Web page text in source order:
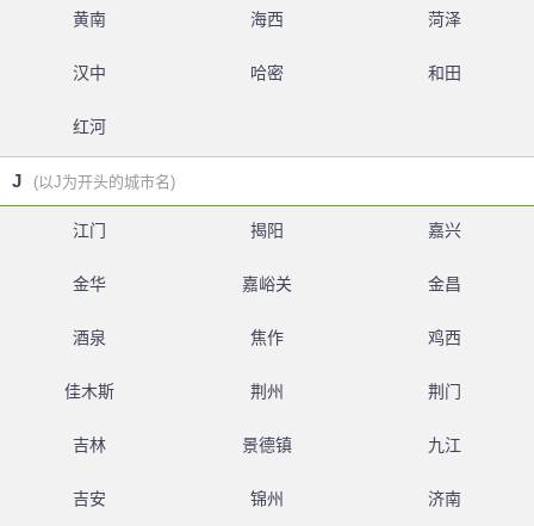
黄南 海西 菏泽
汉中 哈密 和田
红河
J (以J为开头的城市名)
江门 揭阳 嘉兴
金华 嘉峪关 金昌
酒泉 焦作 鸡西
佳木斯 荆州 荆门
吉林 景德镇 九江
吉安 锦州 济南